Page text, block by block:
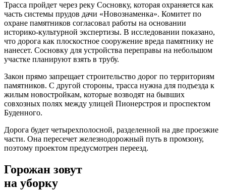
Трасса пройдет через реку Сосновку, которая охраняется как
часть системы прудов дачи «Новознаменка». Комитет по
охране памятников согласовал работы на основании
историко-культурной экспертизы. В исследовании показано,
что дорога как плоскостное сооружение вреда памятнику не
нанесет. Сосновку для устройства переправы на небольшом
участке планируют взять в трубу.
Закон прямо запрещает строительство дорог по территориям
памятников. С другой стороны, трасса нужна для подъезда к
жилым новостройкам, которые возводят на бывших
совхозных полях между улицей Пионерстроя и проспектом
Буденного.
Дорога будет четырехполосной, разделенной на две проезжие
части. Она пересечет железнодорожный путь в промзону,
поэтому проектом предусмотрен переезд.
Горожан зовут
на уборку